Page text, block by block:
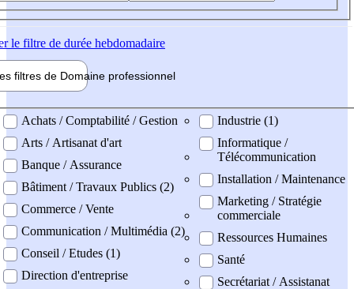
le filtre de durée hebdomadaire
filtres de Domaine professionnel
professionel
Achats / Comptabilité / Gestion
Arts / Artisanat d'art
Banque / Assurance
Bâtiment / Travaux Publics (2)
Commerce / Vente
Communication / Multimédia (2)
Conseil / Etudes (1)
Direction d'entreprise
Industrie (1)
Informatique /
Télécommunication
Installation / Maintenance
Marketing / Stratégie
commerciale
Ressources Humaines
Santé
Secrétariat / Assistanat